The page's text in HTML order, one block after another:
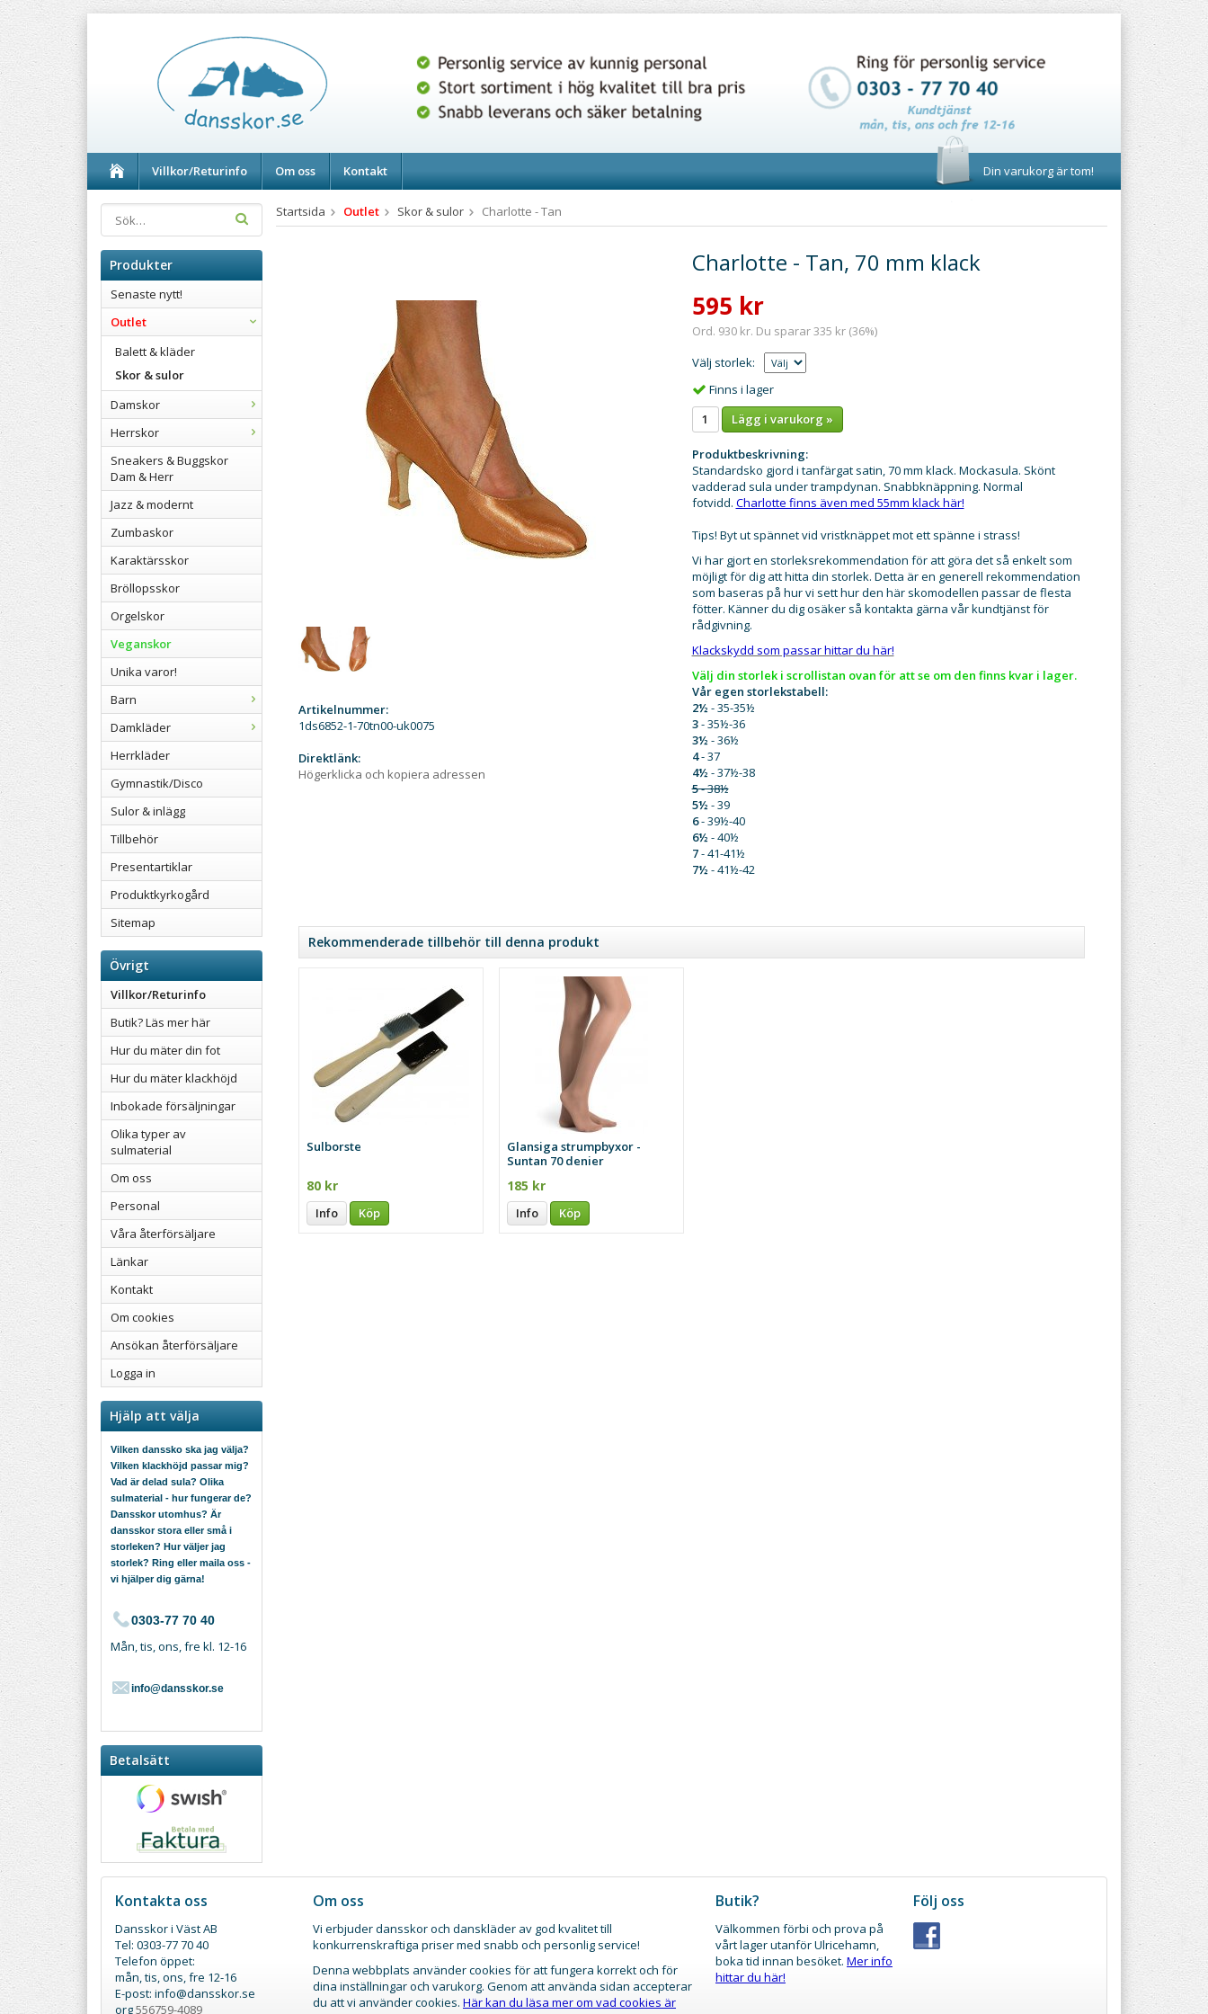
Villkor/Returinfo Om oss Kontakt Din varukorg är tom!
Produkter
Senaste nytt!
Outlet
Balett & kläder
Skor & sulor
Damskor
Herrskor
Sneakers & Buggskor
Dam & Herr
Jazz & modernt
Zumbaskor
Karaktärsskor
Bröllopsskor
Orgelskor
Veganskor
Unika varor!
Barn
Damkläder
Herrkläder
Gymnastik/Disco
Sulor & inlägg
Tillbehör
Presentartiklar
Produktkyrkogård
Sitemap
Övrigt
Villkor/Returinfo
Butik? Läs mer här
Hur du mäter din fot
Hur du mäter klackhöjd
Inbokade försäljningar
Olika typer av
sulmaterial
Om oss
Personal
Våra återförsäljare
Länkar
Kontakt
Om cookies
Ansökan återförsäljare
Logga in
Hjälp att välja
Vilken danssko ska jag välja?
Vilken klackhöjd passar mig?
Vad är delad sula? Olika
sulmaterial - hur fungerar de?
Dansskor utomhus? Är
dansskor stora eller små i
storleken? Hur väljer jag
storlek? Ring eller maila oss -
vi hjälper dig gärna!
0303-77 70 40
Mån, tis, ons, fre kl. 12-16
info@dansskor.se
Betalsätt
Startsida Outlet Skor & sulor Charlotte - Tan
Charlotte - Tan, 70 mm klack
595 kr
Ord. 930 kr. Du sparar 335 kr (36%)
Välj storlek:
Finns i lager
Lägg i varukorg »
Produktbeskrivning:
Standardsko gjord i tanfärgat satin, 70 mm klack. Mockasula. Skönt
vadderad sula under trampdynan. Snabbknäppning. Normal
fotvidd. Charlotte finns även med 55mm klack här!
Tips! Byt ut spännet vid vristknäppet mot ett spänne i strass!
Vi har gjort en storleksrekommendation för att göra det så enkelt som
möjligt för dig att hitta din storlek. Detta är en generell rekommendation
som baseras på hur vi sett hur den här skomodellen passar de flesta
fötter. Känner du dig osäker så kontakta gärna vår kundtjänst för
rådgivning.
Klackskydd som passar hittar du här!
Välj din storlek i scrollistan ovan för att se om den finns kvar i lager.​
Vår egen storlekstabell:
2½ - 35-35½
3- 35½-36
3½ - 36½
4- 37
4½ - 37½-38
5- 38½
5½ - 39
6- 39½-40
6½ - 40½
7- 41-41½
7½ - 41½-42
Artikelnummer:
1ds6852-1-70tn00-uk0075
Direktlänk:
Högerklicka och kopiera adressen
Rekommenderade tillbehör till denna produkt
Sulborste
80 kr
Info Köp
Glansiga strumpbyxor -
Suntan 70 denier
185 kr
Info Köp
Kontakta oss
Dansskor i Väst AB
Tel: 0303-77 70 40
Telefon öppet:
mån, tis, ons, fre 12-16
E-post: info@dansskor.se
org556759-4089
Följ oss
Butik?
Välkommen förbi och prova på
vårt lager utanför Ulricehamn,
boka tid innan besöket. Mer info
hittar du här!
Om oss
Vi erbjuder dansskor och danskläder av god kvalitet till
konkurrenskraftiga priser med snabb och personlig service!
Denna webbplats använder cookies för att fungera korrekt och för
dina inställningar och varukorg. Genom att använda sidan accepterar
du att vi använder cookies. Här kan du läsa mer om vad cookies är